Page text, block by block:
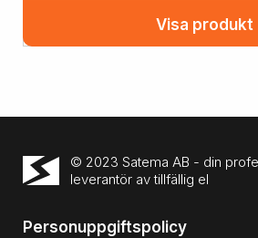
Visa produkt
© 2023 Satema AB - din
leverantör av tillfällig el
Personuppgiftspolicy